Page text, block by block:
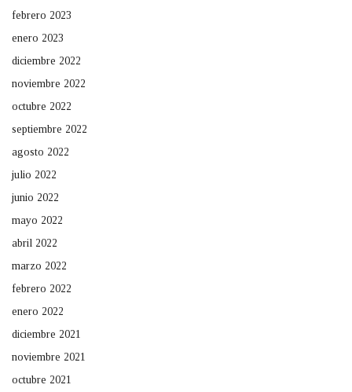
febrero 2023
enero 2023
diciembre 2022
noviembre 2022
octubre 2022
septiembre 2022
agosto 2022
julio 2022
junio 2022
mayo 2022
abril 2022
marzo 2022
febrero 2022
enero 2022
diciembre 2021
noviembre 2021
octubre 2021